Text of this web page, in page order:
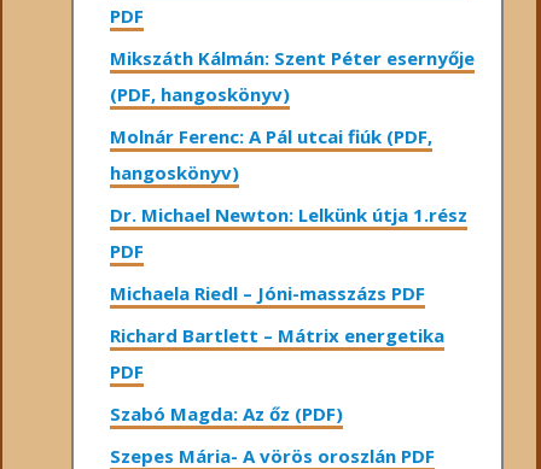
PDF
Mikszáth Kálmán: Szent Péter esernyője
(PDF, hangoskönyv)
Molnár Ferenc: A Pál utcai fiúk (PDF,
hangoskönyv)
Dr. Michael Newton: Lelkünk útja 1.rész
PDF
Michaela Riedl – Jóni-masszázs PDF
Richard Bartlett – Mátrix energetika
PDF
Szabó Magda: Az őz (PDF)
Szepes Mária- A vörös oroszlán PDF